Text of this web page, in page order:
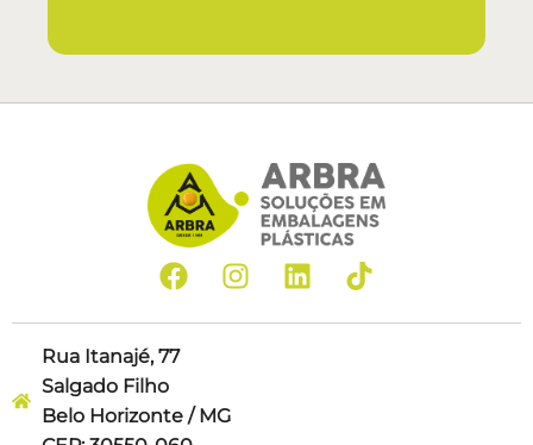
Rua Itanajé, 77
Salgado Filho
Belo Horizonte / MG